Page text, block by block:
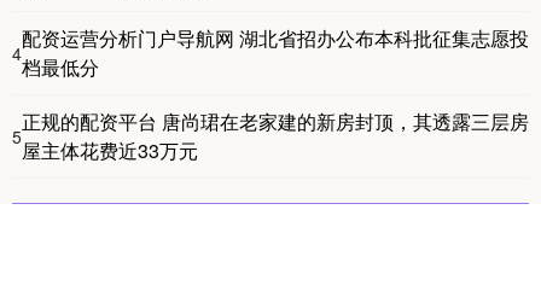
4
配资运营分析门户导航网 湖北省招办公布本科批征集志愿投
档最低分
5
正规的配资平台 唐尚珺在老家建的新房封顶，其透露三层房
屋主体花费近33万元